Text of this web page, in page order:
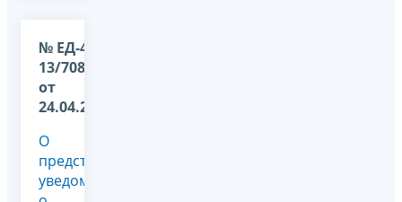
№ ЕД-4-
13/7083@
от
24.04.2014
О
представлении
уведомления